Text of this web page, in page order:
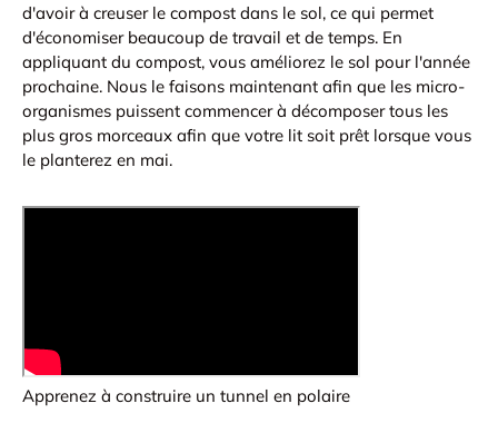
d'avoir à creuser le compost dans le sol, ce qui permet
d'économiser beaucoup de travail et de temps. En
appliquant du compost, vous améliorez le sol pour l'année
prochaine. Nous le faisons maintenant afin que les micro-
organismes puissent commencer à décomposer tous les
plus gros morceaux afin que votre lit soit prêt lorsque vous
le planterez en mai.
Apprenez à construire un tunnel en polaire